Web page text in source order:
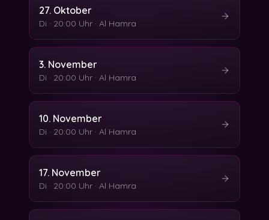
27. Oktober
Di · 20:00 Uhr · Al Hamra
3. November
Di · 20:00 Uhr · Al Hamra
10. November
Di · 20:00 Uhr · Al Hamra
17. November
Di · 20:00 Uhr · Al Hamra